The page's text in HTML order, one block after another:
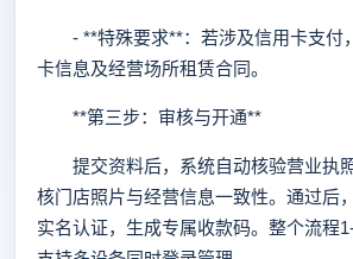
- **特殊要求**：若涉及信用卡支付
卡信息及经营场所租赁合同。
**第三步：审核与开通**
提交资料后，系统自动核验营业执
核门店照片与经营信息一致性。通过后
实名认证，生成专属收款码。整个流程